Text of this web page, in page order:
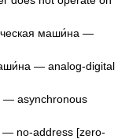
маши́на —
— analog-digital
— asynchronous
— no-address [zero-